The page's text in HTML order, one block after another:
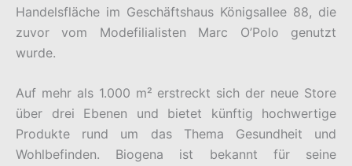
Handelsfläche im Geschäftshaus Königsallee 88, die
zuvor vom Modefilialisten Marc O’Polo genutzt
wurde.
Auf mehr als 1.000 m² erstreckt sich der neue Store
über drei Ebenen und bietet künftig hochwertige
Produkte rund um das Thema Gesundheit und
Wohlbefinden. Biogena ist bekannt für seine